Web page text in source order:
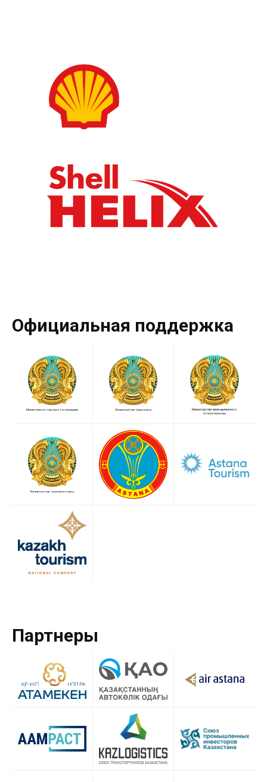
Официальная поддержка
Партнеры